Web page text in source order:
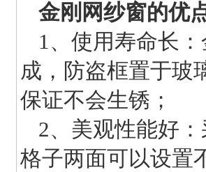
金刚网纱窗的优
1、 使用寿命长
成，防盗框置于玻
保证不会生锈；
2、美观性能好
格子两面可以设置